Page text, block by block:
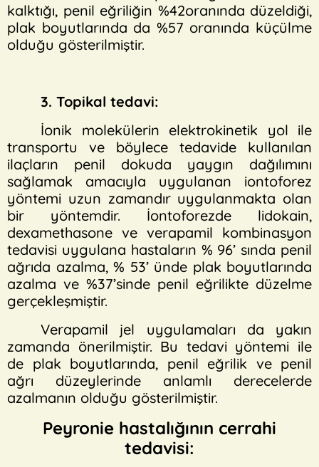
kalktığı, penil eğriliğin %42oranında düzeldiği,
plak boyutlarında da %57 oranında küçülme
olduğu gösterilmiştir.
3. Topikal tedavi:
İonik molekülerin elektrokinetik yol ile
transportu ve böylece tedavide kullanılan
ilaçların penil dokuda yaygın dağılımını
sağlamak amacıyla uygulanan iontoforez
yöntemi uzun zamandır uygulanmakta olan
bir yöntemdir. İontoforezde lidokain,
dexamethasone ve verapamil kombinasyon
tedavisi uygulana hastaların % 96’ sında penil
ağrıda azalma, % 53’ ünde plak boyutlarında
azalma ve %37’sinde penil eğrilikte düzelme
gerçekleşmiştir.
Verapamil jel uygulamaları da yakın
zamanda önerilmiştir. Bu tedavi yöntemi ile
de plak boyutlarında, penil eğrilik ve penil
ağrı düzeylerinde anlamlı derecelerde
azalmanın olduğu gösterilmiştir.
Peyronie hastalığının cerrahi
tedavisi: